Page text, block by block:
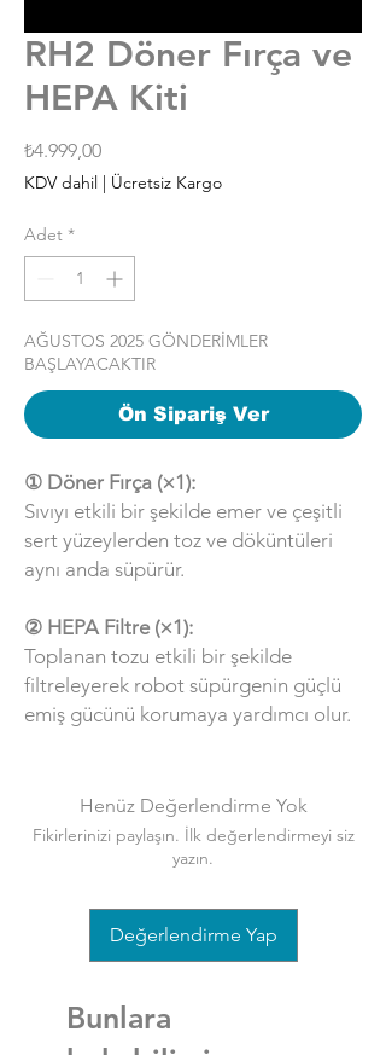
RH2 Döner Fırça ve
HEPA Kiti
₺4.999,00Fiyat
KDV dahil | Ücretsiz Kargo
Adet *
AĞUSTOS 2025 GÖNDERİMLER
BAŞLAYACAKTIR
Ön Sipariş Ver
① Döner Fırça (×1):
Sıvıyı etkili bir şekilde emer ve çeşitli
sert yüzeylerden toz ve döküntüleri
aynı anda süpürür.
② HEPA Filtre (×1):
Toplanan tozu etkili bir şekilde
filtreleyerek robot süpürgenin güçlü
emiş gücünü korumaya yardımcı olur.
Henüz Değerlendirme Yok
Fikirlerinizi paylaşın. İlk değerlendirmeyi siz
yazın.
Değerlendirme Yap
Bunlara